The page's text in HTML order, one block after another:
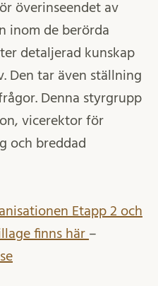
överinseendet av
inom de berörda
detaljerad kunskap
Den tar även ställning
Denna styrgrupp
vicerektor för
och breddad
Etapp 2 och
finns här –